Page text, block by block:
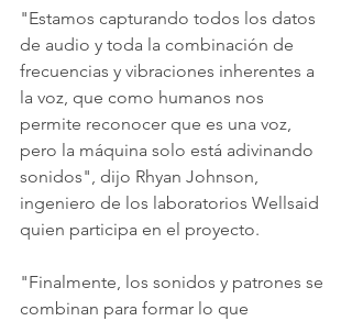
"Estamos capturando todos los datos
de audio y toda la combinación de
frecuencias y vibraciones inherentes a
la voz, que como humanos nos
permite reconocer que es una voz,
pero la máquina solo está adivinando
sonidos", dijo Rhyan Johnson,
ingeniero de los laboratorios Wellsaid
quien participa en el proyecto.
"Finalmente, los sonidos y patrones se
combinan para formar lo que